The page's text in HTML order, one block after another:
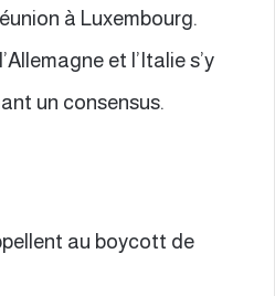
à Luxembourg.
et l’Italie s’y
un consensus.
au boycott de